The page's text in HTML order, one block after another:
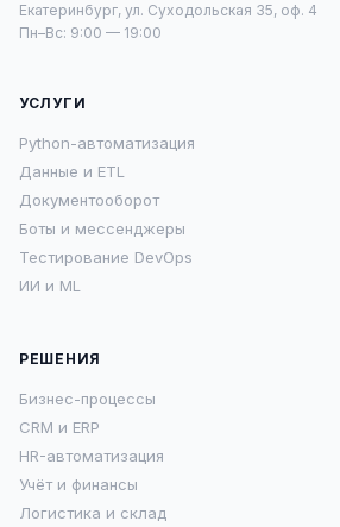
Екатеринбург, ул. Суходольская 35, оф. 4
Пн–Вс: 9:00 — 19:00
УСЛУГИ
Python-автоматизация
Данные и ETL
Документооборот
Боты и мессенджеры
Тестирование DevOps
ИИ и ML
РЕШЕНИЯ
Бизнес-процессы
CRM и ERP
HR-автоматизация
Учёт и финансы
Логистика и склад